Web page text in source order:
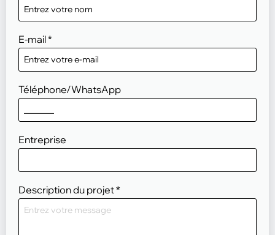
E-mail*
Téléphone/WhatsApp
Entreprise
Description du projet*